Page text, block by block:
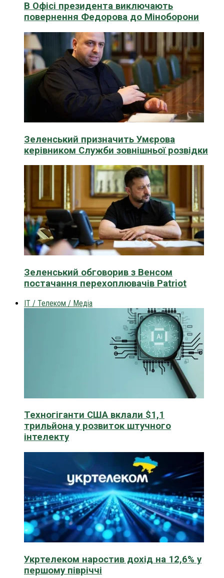
В Офісі президента виключають
повернення Федорова до Міноборони
Зеленський призначить Умєрова
керівником Служби зовнішньої розвідки
Зеленський обговорив з Венсом
постачання перехоплювачів Patriot
IT / Телеком / Медіа
Техногіганти США вклали $1,1
трильйона у розвиток штучного
інтелекту
Укртелеком наростив дохід на 12,6% у
першому півріччі